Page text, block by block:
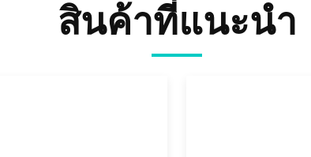
สินค้าที่แนะนํา